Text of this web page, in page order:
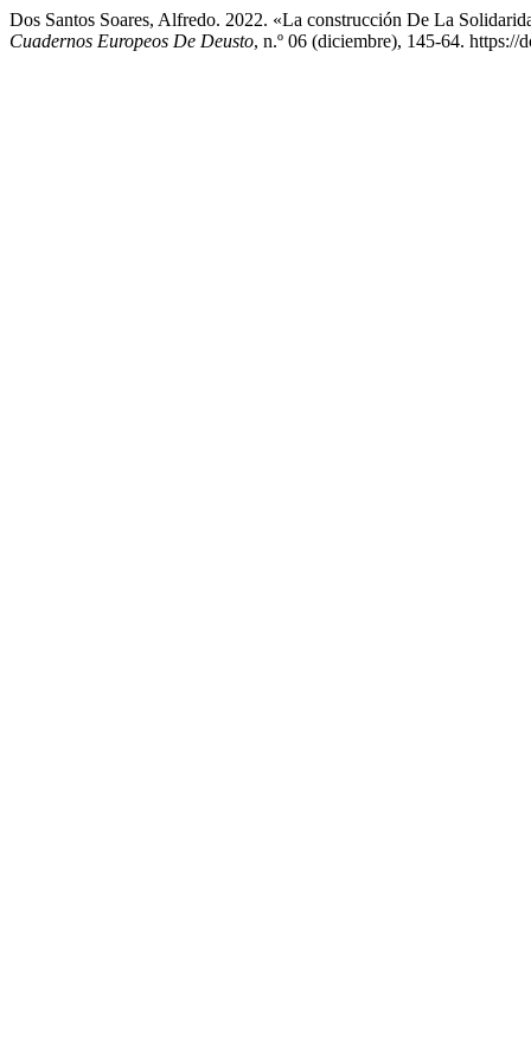
Dos Santos Soares, Alfredo. 2022. «La construcción De La
Cuadernos Europeos De Deusto, n.º 06 (diciembre), 145-64. https://